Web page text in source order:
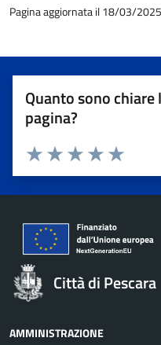
Pagina aggiornata il 18/03/2025
Quanto sono
pagina?
Valuta 5
Valuta 4
Valuta 3 stelle
Valuta 2 stelle su 5
Valuta 1 stelle su 5
Città di Pescara
AMMINISTRAZIONE